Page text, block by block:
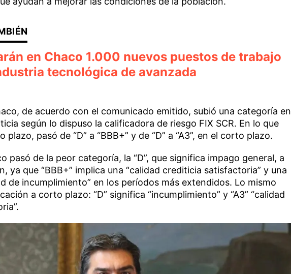
en Chaco 1.000 nuevos puestos de trabajo
tecnológica de avanzada
de acuerdo con el comunicado emitido, subió una categoría en
según lo dispuso la calificadora de riesgo FIX SCR. En lo que
pasó de “D” a “BBB+” y de “D” a “A3”, en el corto plazo.
pasó de la peor categoría, la “D”, que significa impago general, a
ya que “BBB+” implica una “calidad crediticia satisfactoria” y una
de incumplimiento” en los períodos más extendidos. Lo mismo
a corto plazo: “D” significa “incumplimiento” y “A3” “calidad